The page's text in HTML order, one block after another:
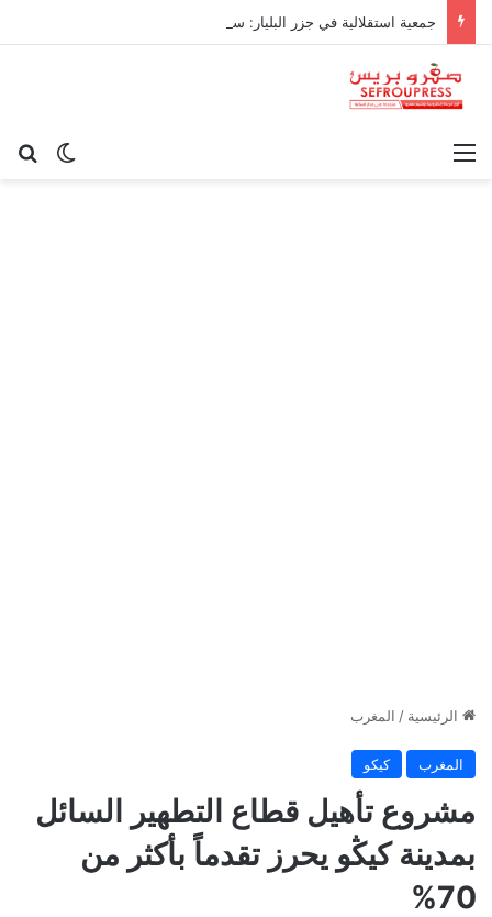
الوضع القائمة
الرئيسية / المغرب
المغرب كيكو
مشروع تأهيل قطاع التطهير السائل
بمدينة كيڭو يحرز تقدماً بأكثر من
70%